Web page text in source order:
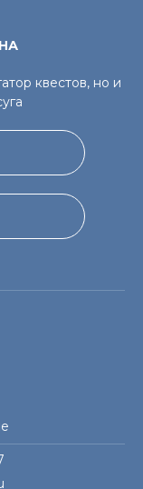
квестов, но и